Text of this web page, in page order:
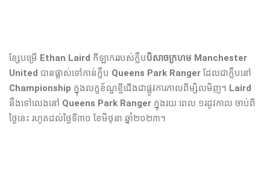
ខ្សែបម្រើ​ Ethan Laird ​កីឡាករ​របស់​ក្លឹប​បិសាចក្រហម Manchester
United បាន​ផ្លាស់​ទៅ​កាន់​ក្លឹប​ Queens Park Ranger ដែល​ជា​ក្លឹប​នៅ​
Championship ក្នុង​លក្ខខ័ណ្ឌ​ខ្ចី​ជើង​ជា​ផ្លូវការ​កាលពីម្សិលមិញ។​ Laird
នឹង​ទៅ​លេង​នៅ​ Queens Park Ranger ក្នុង​រយៈពេល​ ១​រដូវកាល​ ចាប់​ពី​
ថ្ងៃ​នេះ​ រហូត​ដល់​ថ្ងៃ​ទី​៣០ ខែ​មិថុនា​ ឆ្នាំ​២០២៣។